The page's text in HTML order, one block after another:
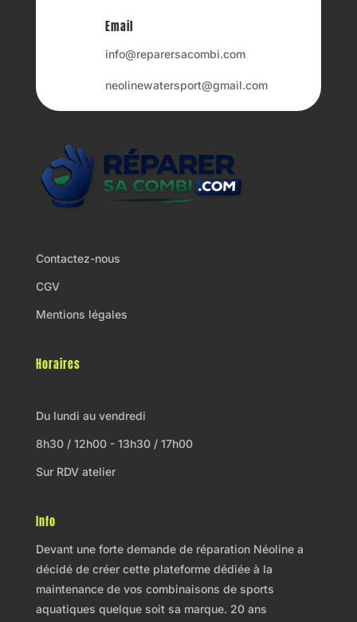
Email
info@reparersacombi.com
neolinewatersport@gmail.com
Contactez-nous
CGV
Mentions légales
Horaires
Du lundi au vendredi
8h30 / 12h00 - 13h30 / 17h00
Sur RDV atelier
Info
Devant une forte demande de réparation Néoline a
décidé de créer cette plateforme dédiée à la
maintenance de vos combinaisons de sports
aquatiques quelque soit sa marque. 20 ans